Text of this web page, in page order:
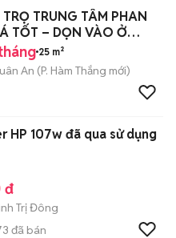
TRUNG TÂM PHAN
TỐT – DỌN VÀO Ở
25 m²
An (P. Hàm Thắng mới)
HP 107w đã qua sử dụng
đ
Trị Đông
đã bán